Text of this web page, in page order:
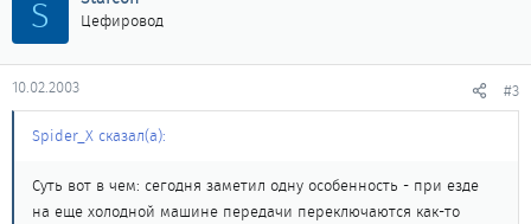
S Цефировод
10.02.2003 #3
Spider_X сказал(а):
Суть вот в чем: сегодня заметил одну особенность - при езде
на еще холодной машине передачи переключаются как-то